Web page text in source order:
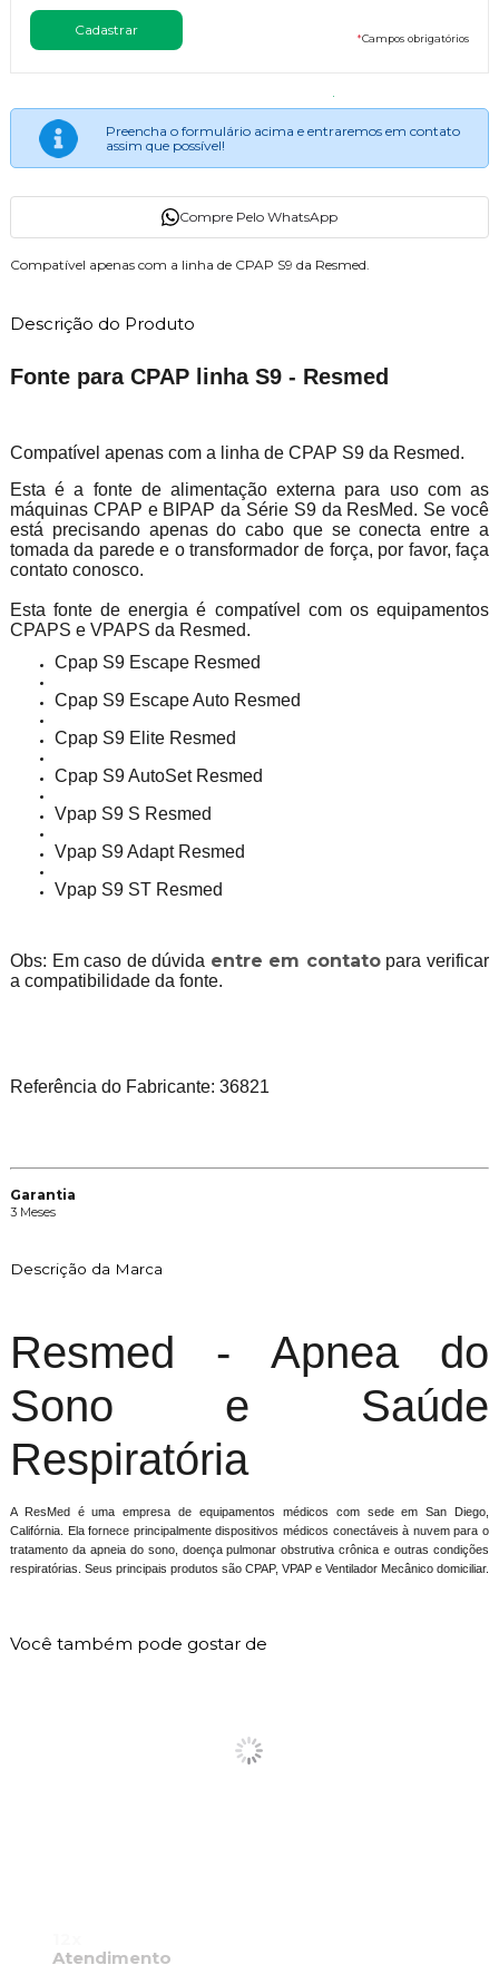
*Campos obrigatórios
Preencha o formulário acima e entraremos em contato
assim que possível!
Compre Pelo WhatsApp
Compatível apenas com a linha de CPAP S9 da Resmed.
Descrição do Produto
Fonte para CPAP linha S9 - Resmed
Compatível apenas com a linha de CPAP S9 da Resmed.
Esta é a fonte de alimentação externa para uso com as
máquinas CPAP e BIPAP da Série S9 da ResMed. Se você
está precisando apenas do cabo que se conecta entre a
tomada da parede e o transformador de força, por favor, faça
contato conosco.
Esta fonte de energia é compatível com os equipamentos
CPAPS e VPAPS da Resmed.
Cpap S9 Escape Resmed
Cpap S9 Escape Auto Resmed
Cpap S9 Elite Resmed
Cpap S9 AutoSet Resmed
Vpap S9 S Resmed
Vpap S9 Adapt Resmed
Vpap S9 ST Resmed
Obs: Em caso de dúvida entre em contatopara verificar
a compatibilidade da fonte.
Referência do Fabricante: 36821
Garantia
3 Meses
Descrição da Marca
Resmed - Apnea do
Sono e Saúde
Respiratória
A ResMed é uma empresa de equipamentos médicos com sede em San Diego,
Califórnia. Ela fornece principalmente dispositivos médicos conectáveis ​​à nuvem para o
tratamento da apneia do sono, doença pulmonar obstrutiva crônica e outras condições
respiratórias. Seus principais produtos são CPAP, VPAP e Ventilador Mecânico domiciliar.
Você também pode gostar de
Sem
Atendimento